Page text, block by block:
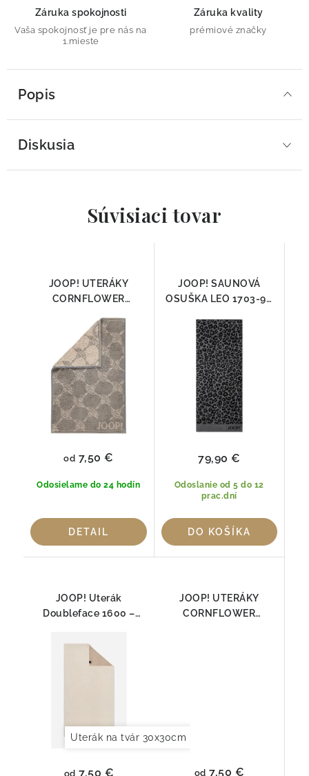
Záruka spokojnosti
Vaša spokojnosť je pre nás na
1.mieste
Záruka kvality
prémiové značky
Popis
Diskusia
Súvisiaci tovar
JOOP! UTERÁKY
CORNFLOWER
Bavlna
Odosielame do 24 hodín
od 7,50 €
DETAIL
JOOP! SAUNOVÁ
OSUŠKA LEO 1703-90
% bavlna 80 × 200 cm
Odoslanie od 5 do 12
prac.dní
79,90 €
DO KOŠÍKA
JOOP! Uterák
Doubleface 1600 –
Uterák na tvár 30x30cm
od 7,50 €
JOOP! UTERÁKY
CORNFLOWER
od 7,50 €